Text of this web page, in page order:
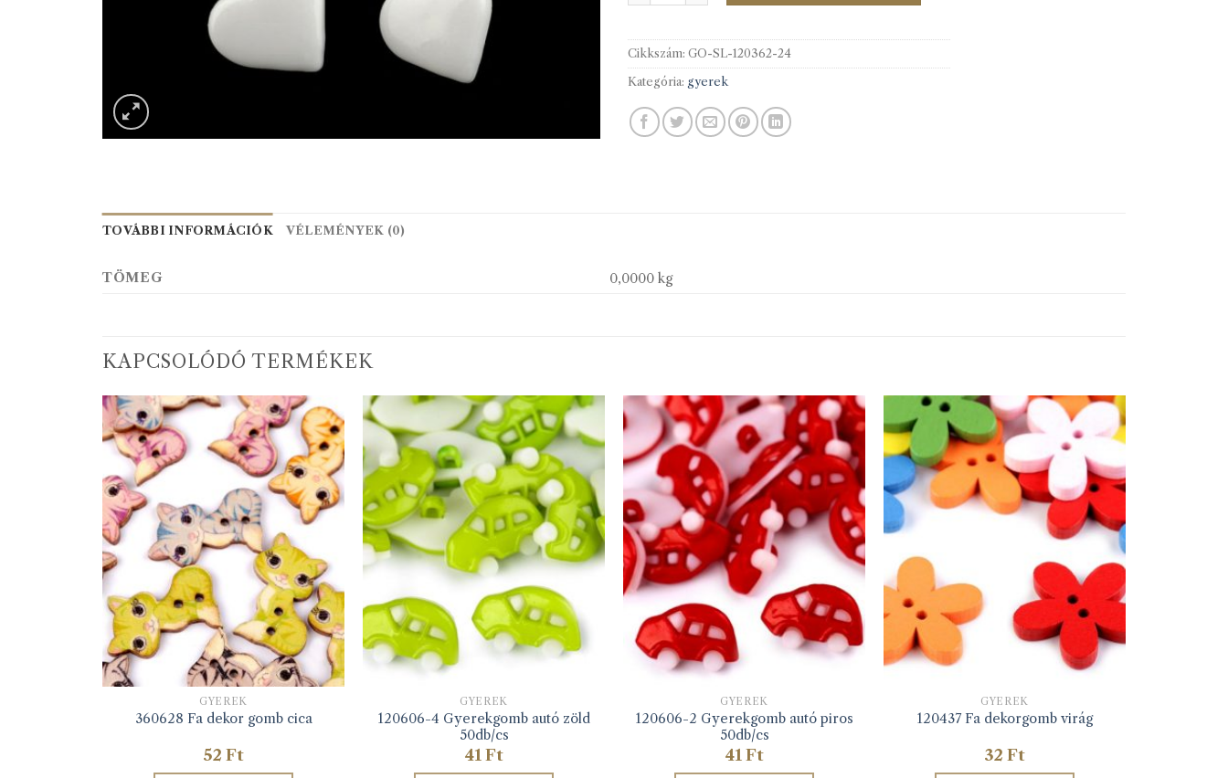
Cikkszám: GO-SL-120362-24
Kategória: gyerek
TOVÁBBI INFORMÁCIÓK VÉLEMÉNYEK (0)
TÖMEG 0,0000 kg
KAPCSOLÓDÓ TERMÉKEK
GYEREK
360628 Fa dekor gomb cica
52 Ft
GYEREK
120606-4 Gyerekgomb autó zöld
50db/cs
41 Ft
GYEREK
120606-2 Gyerekgomb autó piros
50db/cs
41 Ft
GYEREK
120437 Fa dekorgomb virág
32 Ft